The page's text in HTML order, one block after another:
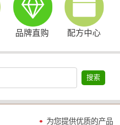
品牌直购 配方中心
搜索
为您提供优质的产品